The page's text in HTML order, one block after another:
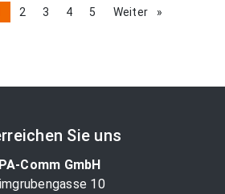
page
2 page
3 page
4 page
5 Weiter page
Sie uns
Comm GmbH
10